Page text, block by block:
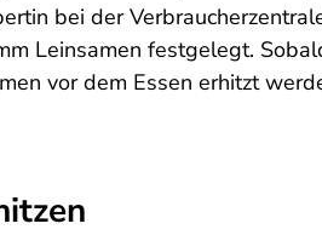
bei der
Leinsamen festgelegt.
vor dem Essen erhitzt